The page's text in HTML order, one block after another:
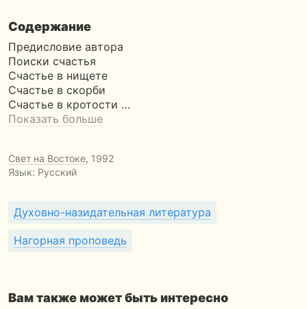
Содержание
Предисловие автора
Поиски счастья
Счастье в нищете
Счастье в скорби
Счастье в кротости …
Показать больше
Свет на Востоке, 1992
Язык: Русский
Духовно-назидательная литература
Нагорная проповедь
Вам также может быть интересно